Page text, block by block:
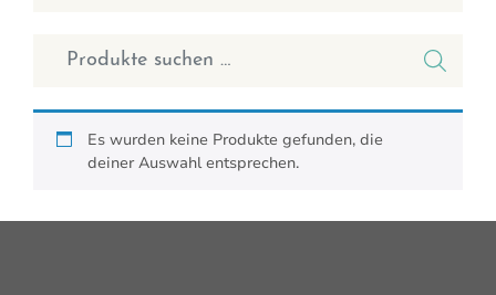
Suchen nach:
Es wurden keine Produkte gefunden, die
deiner Auswahl entsprechen.